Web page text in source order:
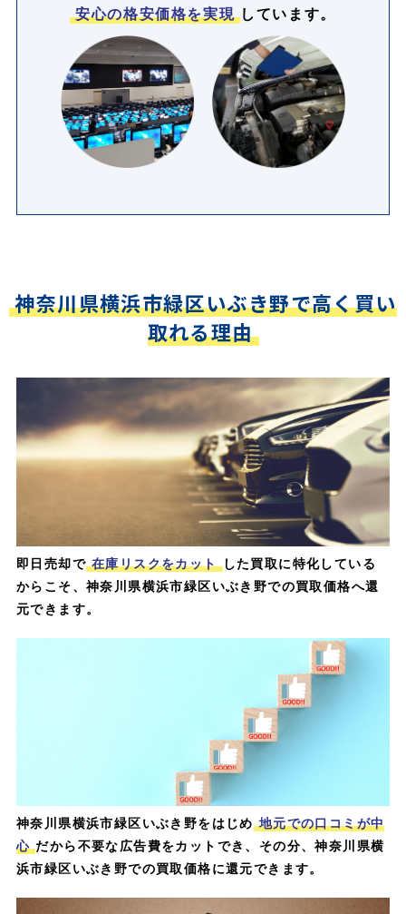
安心の格安価格を実現 しています。
神奈川県横浜市緑区いぶき野で高く買い
取れる理由
即日売却で 在庫リスクをカット した買取に特化している
からこそ、神奈川県横浜市緑区いぶき野での買取価格へ還
元できます。
神奈川県横浜市緑区いぶき野をはじめ 地元での口コミが中
心 だから不要な広告費をカットでき、その分、神奈川県横
浜市緑区いぶき野での買取価格に還元できます。